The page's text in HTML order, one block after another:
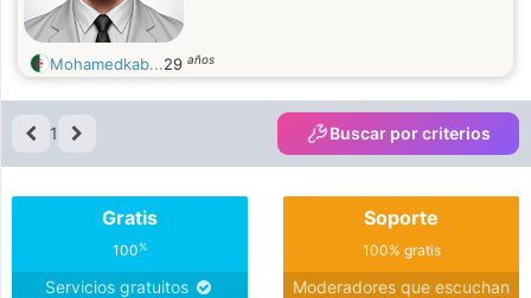
Mohamedkab...29 años
1 Buscar por criterios
Gratis
100%
Servicios gratuitos
Soporte
100% gratis
Moderadores que escuchan